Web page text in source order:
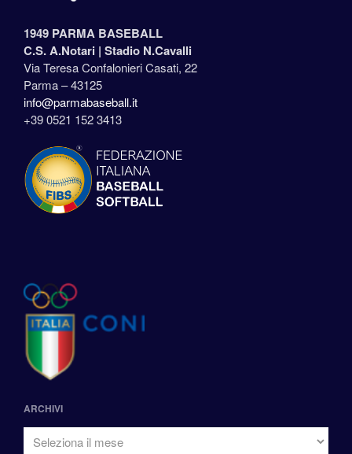
1949 PARMA BASEBALL
C.S. A.Notari | Stadio N.Cavalli
Via Teresa Confalonieri Casati, 22
Parma – 43125
info@parmabaseball.it
+39 0521 152 3413
ARCHIVI